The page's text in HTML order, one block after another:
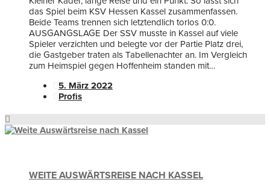
das Spiel beim KSV Hessen Kassel zusammenfassen.
Beide Teams trennen sich letztendlich torlos 0:0.
AUSGANGSLAGE Der SSV musste in Kassel auf viele
Spieler verzichten und belegte vor der Partie Platz drei,
die Gastgeber traten als Tabellenachter an. Im Vergleich
zum Heimspiel gegen Hoffenheim standen mit…
5. März 2022
Profis
WEITE AUSWÄRTSREISE NACH KASSEL